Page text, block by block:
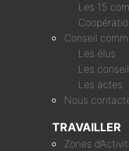
Les 15
Conseil
Les élus
Les
Les actes
Nous
TRAVAILLER
Zones